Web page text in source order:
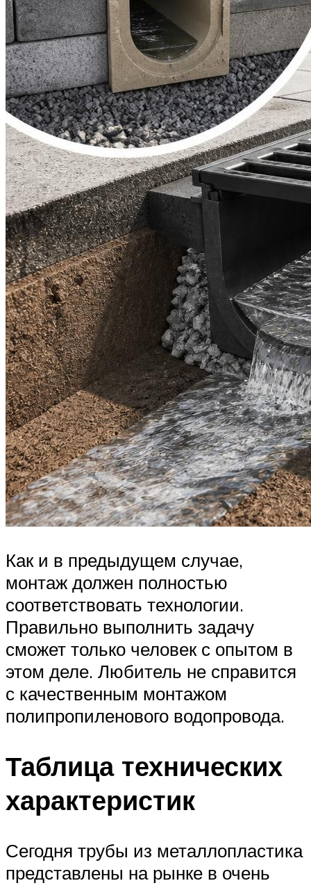
Как и в предыдущем случае,
монтаж должен полностью
соответствовать технологии.
Правильно выполнить задачу
сможет только человек с опытом в
этом деле. Любитель не справится
с качественным монтажом
полипропиленового водопровода.
Таблица технических
характеристик
Сегодня трубы из металлопластика
представлены на рынке в очень